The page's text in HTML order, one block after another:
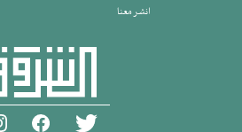
انشر معنا